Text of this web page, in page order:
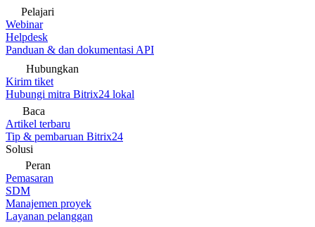
Pelajari
Webinar
Helpdesk
Panduan & dan dokumentasi API
Hubungkan
Kirim tiket
Hubungi mitra Bitrix24 lokal
Baca
Artikel terbaru
Tip & pembaruan Bitrix24
Solusi
Peran
Pemasaran
SDM
Manajemen proyek
Layanan pelanggan